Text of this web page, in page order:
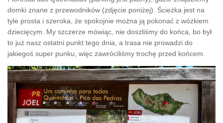
domki znane z przewodników (zdjęcie poniżej). Ścieżka jest na
tyle prosta i szeroka, że spokojnie można ją pokonać z wózkiem
dziecięcym. My szczerze mówiąc, nie doszliśmy do końca, bo był
to już nasz ostatni punkt tego dnia, a trasa nie prowadzi do
jakiegoś super punku, więc zawróciliśmy trochę przed końcem.